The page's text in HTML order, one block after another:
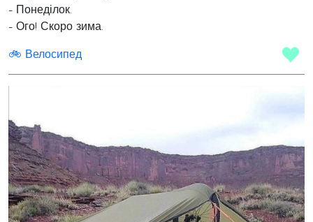
- Понеділок.
- Ого! Скоро зима.
🚲 Велосипед